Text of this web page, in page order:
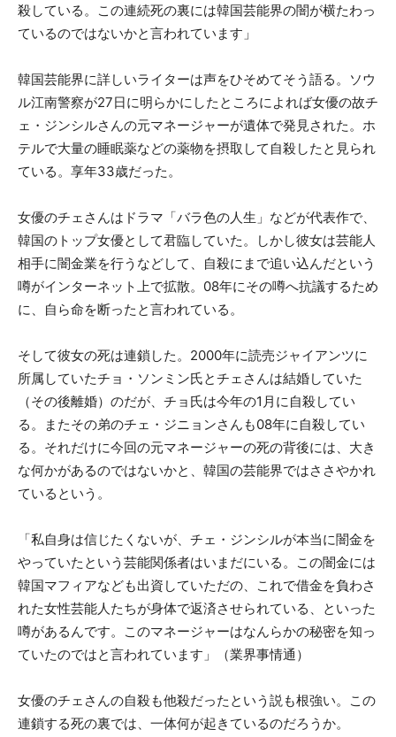
殺している。この連続死の裏には韓国芸能界の闇が横たわっ
ているのではないかと言われています」
韓国芸能界に詳しいライターは声をひそめてそう語る。ソウ
ル江南警察が27日に明らかにしたところによれば女優の故チ
ェ・ジンシルさんの元マネージャーが遺体で発見された。ホ
テルで大量の睡眠薬などの薬物を摂取して自殺したと見られ
ている。享年33歳だった。
女優のチェさんはドラマ「バラ色の人生」などが代表作で、
韓国のトップ女優として君臨していた。しかし彼女は芸能人
相手に闇金業を行うなどして、自殺にまで追い込んだという
噂がインターネット上で拡散。08年にその噂へ抗議するため
に、自ら命を断ったと言われている。
そして彼女の死は連鎖した。2000年に読売ジャイアンツに
所属していたチョ・ソンミン氏とチェさんは結婚していた
（その後離婚）のだが、チョ氏は今年の1月に自殺してい
る。またその弟のチェ・ジニョンさんも08年に自殺してい
る。それだけに今回の元マネージャーの死の背後には、大き
な何かがあるのではないかと、韓国の芸能界ではささやかれ
ているという。
「私自身は信じたくないが、チェ・ジンシルが本当に闇金を
やっていたという芸能関係者はいまだにいる。この闇金には
韓国マフィアなども出資していただの、これで借金を負わさ
れた女性芸能人たちが身体で返済させられている、といった
噂があるんです。このマネージャーはなんらかの秘密を知っ
ていたのではと言われています」（業界事情通）
女優のチェさんの自殺も他殺だったという説も根強い。この
連鎖する死の裏では、一体何が起きているのだろうか。